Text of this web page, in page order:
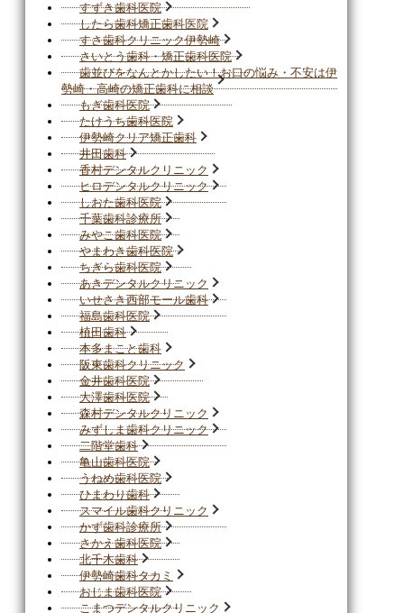
すずき歯科医院
したら歯科矯正歯科医院
すさ歯科クリニック伊勢崎
さいとう歯科・矯正歯科医院
歯並びをなんとかしたい！お口の悩み・不安は伊
勢崎・高崎の矯正歯科に相談
もぎ歯科医院
たけうち歯科医院
伊勢崎クリア矯正歯科
井田歯科
香村デンタルクリニック
ヒロデンタルクリニック
しおた歯科医院
千葉歯科診療所
みやこ歯科医院
やまわき歯科医院
ちぎら歯科医院
あきデンタルクリニック
いせさき西部モール歯科
福島歯科医院
植田歯科
本多まこと歯科
阪東歯科クリニック
金井歯科医院
大澤歯科医院
森村デンタルクリニック
みずしま歯科クリニック
二階堂歯科
亀山歯科医院
うねめ歯科医院
ひまわり歯科
スマイル歯科クリニック
かず歯科診療所
さかえ歯科医院
北千木歯科
伊勢崎歯科タカミ
おじま歯科医院
こまつデンタルクリニック